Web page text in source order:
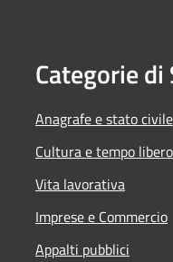
Categorie di
Anagrafe e stato civile
Cultura e tempo libero
Vita lavorativa
Imprese e Commercio
Appalti pubblici